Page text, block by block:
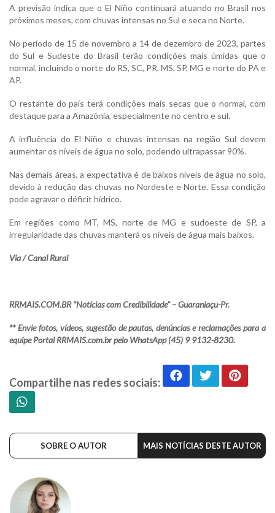
A previsão indica que o El Niño continuará atuando no Brasil nos
próximos meses, com chuvas intensas no Sul e seca no Norte.
No período de 15 de novembro a 14 de dezembro de 2023, partes
do Sul e Sudeste do Brasil terão condições mais úmidas que o
normal, incluindo o norte do RS, SC, PR, MS, SP, MG e norte do PA e
AP.
O restante do país terá condições mais secas que o normal, com
destaque para a Amazônia, especialmente no centro e sul.
A influência do El Niño e chuvas intensas na região Sul devem
aumentar os níveis de água no solo, podendo ultrapassar 90%.
Nas demais áreas, a expectativa é de baixos níveis de água no solo,
devido à redução das chuvas no Nordeste e Norte. Essa condição
pode agravar o déficit hídrico.
Em regiões como MT, MS, norte de MG e sudoeste de SP, a
irregularidade das chuvas manterá os níveis de água mais baixos.
Via / Canal Rural
RRMAIS.COM.BR “Notícias com Credibilidade” – Guaraniaçu-Pr.
** Envie fotos, vídeos, sugestão de pautas, denúncias e reclamações para a
equipe Portal RRMAIS.com.br pelo WhatsApp (45) 9 9132-8230.
Compartilhe nas redes sociais:
SOBRE O AUTOR MAIS NOTÍCIAS DESTE AUTOR